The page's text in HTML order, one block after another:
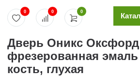
0
0 0
Дверь Оникс
фрезерованная
кость, глухая